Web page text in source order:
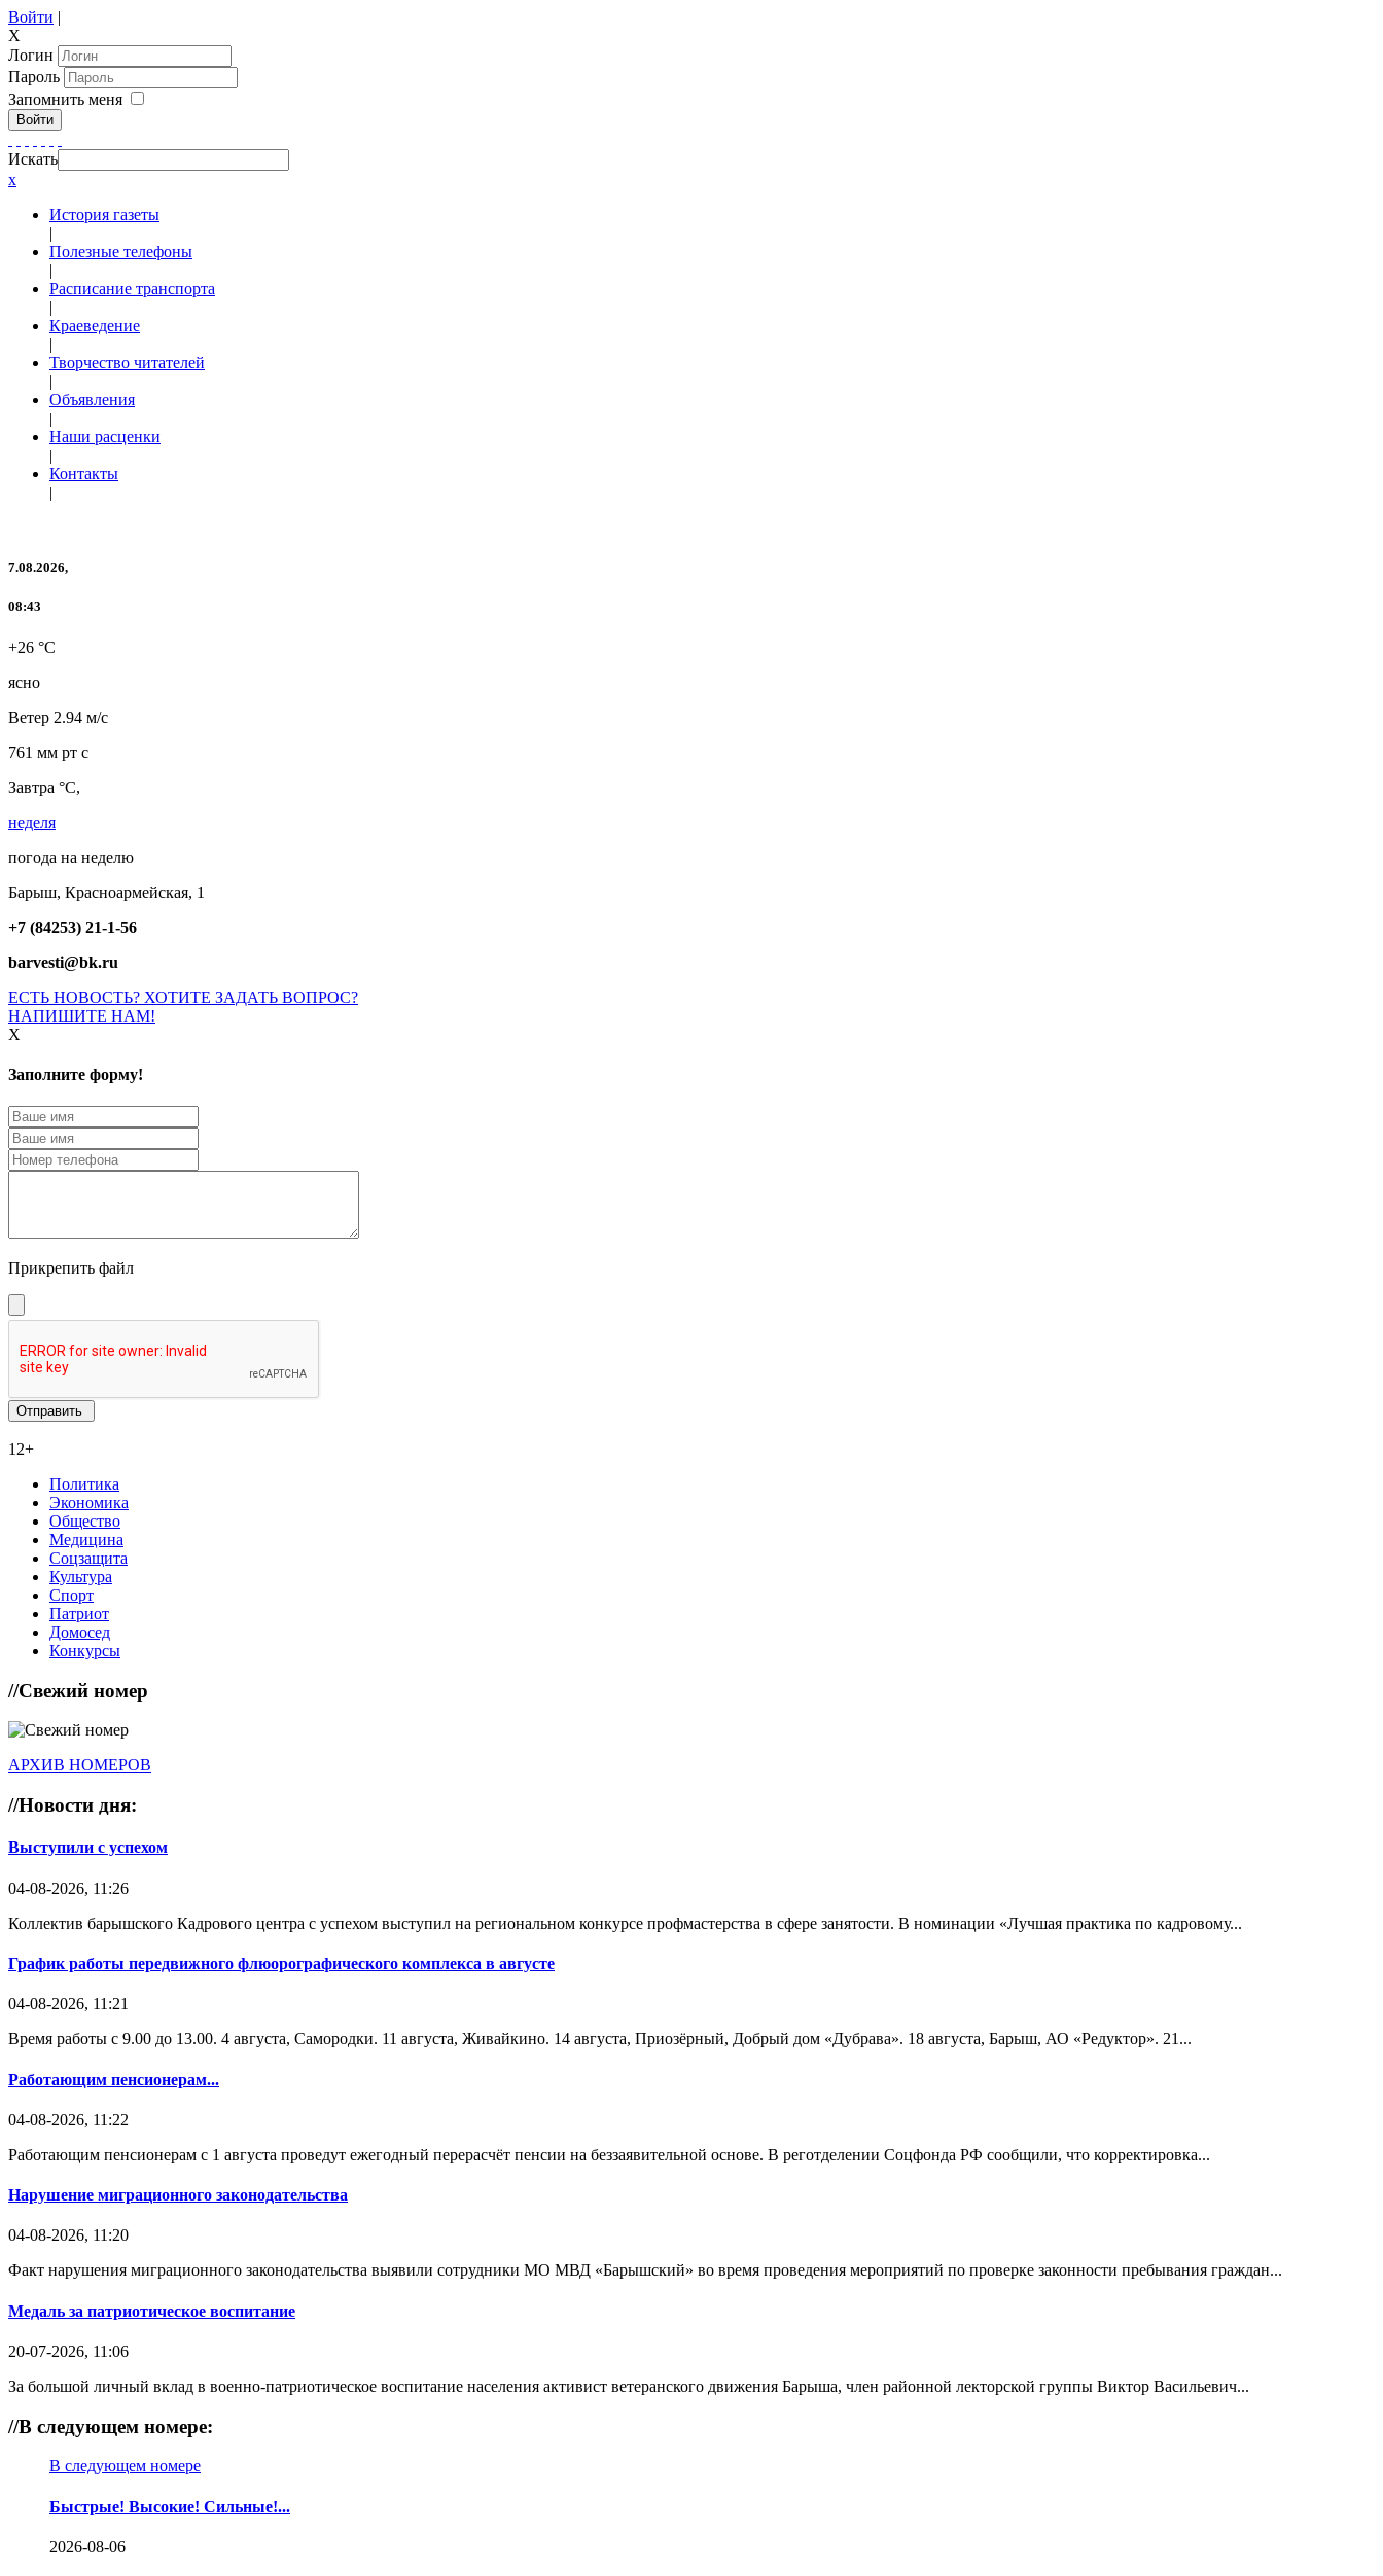
Войти |
X
Логин
Пароль
Запомнить меня
Войти
Искать
x
История газеты
|
Полезные телефоны
|
Расписание транспорта
|
Краеведение
|
Творчество читателей
|
Объявления
|
Наши расценки
|
Контакты
|
7.08.2026,
08:43
+26 °C
ясно
Ветер 2.94 м/с
761 мм рт с
Завтра °C,
неделя
погода на неделю
Барыш, Красноармейская, 1
+7 (84253) 21-1-56
barvesti@bk.ru
ЕСТЬ НОВОСТЬ? ХОТИТЕ ЗАДАТЬ ВОПРОС?
НАПИШИТЕ НАМ!
X
Заполните форму!
Прикрепить файл
12+
Политика
Экономика
Общество
Медицина
Соцзащита
Культура
Спорт
Патриот
Домосед
Конкурсы
//Свежий номер
АРХИВ НОМЕРОВ
//Новости дня:
Выступили с успехом
04-08-2026, 11:26
Коллектив барышского Кадрового центра с успехом выступил на региональном конкурсе профмастерства в сфере занятости. В номинации «Лучшая практика по кадровому...
График работы передвижного флюорографического комплекса в августе
04-08-2026, 11:21
Время работы с 9.00 до 13.00. 4 августа, Самородки. 11 августа, Живайкино. 14 августа, Приозёрный, Добрый дом «Дубрава». 18 августа, Барыш, АО «Редуктор». 21...
Работающим пенсионерам...
04-08-2026, 11:22
Работающим пенсионерам с 1 августа проведут ежегодный перерасчёт пенсии на беззаявительной основе. В реготделении Соцфонда РФ сообщили, что корректировка...
Нарушение миграционного законодательства
04-08-2026, 11:20
Факт нарушения миграционного законодательства выявили сотрудники МО МВД «Барышский» во время проведения мероприятий по проверке законности пребывания граждан...
Медаль за патриотическое воспитание
20-07-2026, 11:06
За большой личный вклад в военно-патриотическое воспитание населения активист ветеранского движения Барыша, член районной лекторской группы Виктор Васильевич...
//В следующем номере:
В следующем номере
Быстрые! Высокие! Сильные!...
2026-08-06